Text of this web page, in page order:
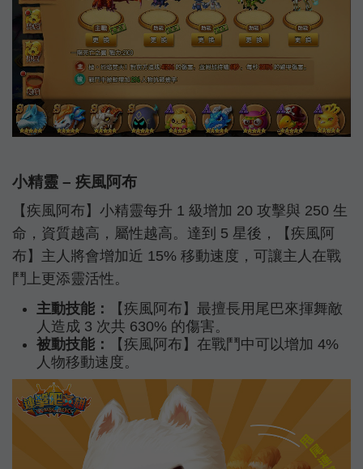
小精靈 – 疾風阿布
【疾風阿布】小精靈每升 1 級增加 20 攻擊與 250 生
命，資質越高，屬性越高。達到 5 星後，【疾風阿
布】主人將會增加近 15% 移動速度，可讓主人在戰
鬥上更添靈活性。
主動技能：
【疾風阿布】最擅長用尾巴來揮舞敵
人造成 3 次共 630% 的傷害。
被動技能：
【疾風阿布】在戰鬥中可以增加 4%
人物移動速度。